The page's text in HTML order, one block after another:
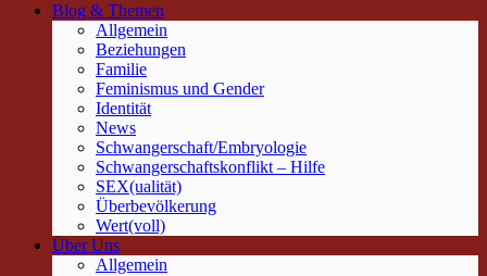
Blog & Themen
Allgemein
Beziehungen
Familie
Feminismus und Gender
Identität
News
Schwangerschaft/Embryologie
Schwangerschaftskonflikt – Hilfe
SEX(ualität)
Überbevölkerung
Wert(voll)
Über Uns
Allgemein